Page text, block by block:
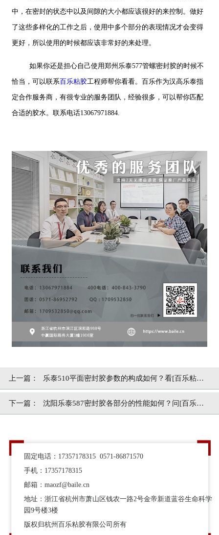
中，在密封的状态中以及间隙的大小都应该很好的来控制。做好
了这些多样化的工作之后，使用中多个部分的表现情况才会变得
更好，所以使用的时候都应该非常好的来处理。
如果你还是担心自己使用郑州乐泰577管螺密封胶的时候不
恰当，可以联系百乐粘胶工程师帮你看看。百乐作为汉高乐泰指
定合作服务商，有很专业的服务团队，经验很多，可以帮你匹配
合适的胶水。联系电话13067971884.
上一篇： 乐泰510平面密封胶参数的构成如何？看[百乐粘胶]
了解
下一篇： 沈阳乐泰587密封胶各部分的性能如何？问[百乐粘
固定电话：17357178315 0571-86871570
手机：17357178315
邮箱：maozf@baile.cn
地址：浙江省杭州市萧山区钱农一路2号金帝新道蓝谷生命科学
园9号楼3楼
版权归杭州百乐粘胶有限公司所有